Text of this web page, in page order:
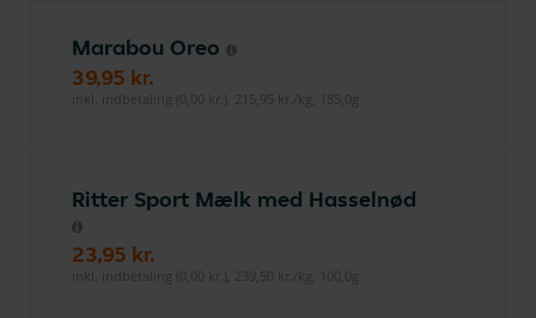
Marabou Oreo
39,95 kr.
inkl. indbetaling (0,00 kr.), 215,95 kr./kg, 185,0g
Ritter Sport Mælk med Hasselnød
23,95 kr.
inkl. indbetaling (0,00 kr.), 239,50 kr./kg, 100,0g